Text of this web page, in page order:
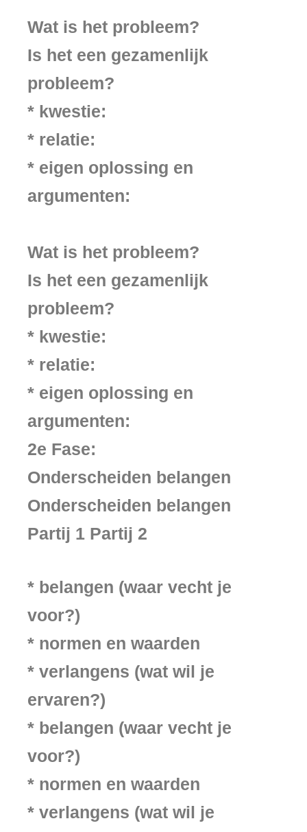
Wat is het probleem?
Is het een gezamenlijk
probleem?
* kwestie:
* relatie:
* eigen oplossing en
argumenten:
Wat is het probleem?
Is het een gezamenlijk
probleem?
* kwestie:
* relatie:
* eigen oplossing en
argumenten:
2e Fase:
Onderscheiden belangen
Onderscheiden belangen
Partij 1 Partij 2
* belangen (waar vecht je
voor?)
* normen en waarden
* verlangens (wat wil je
ervaren?)
* belangen (waar vecht je
voor?)
* normen en waarden
* verlangens (wat wil je